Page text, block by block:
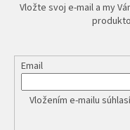
Vložte svoj e-mail a my
Email
Vložením e-mailu